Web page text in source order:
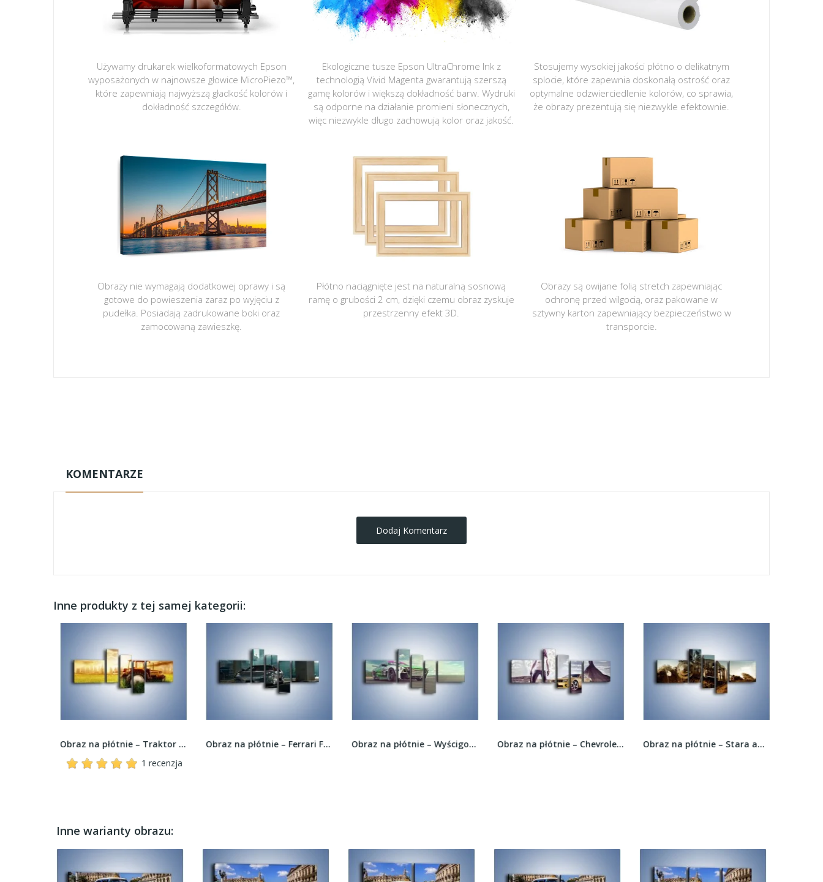
Używamy drukarek wielkoformatowych Epson
wyposażonych w najnowsze głowice MicroPiezo™,
które zapewniają najwyższą gładkość kolorów i
dokładność szczegółów.
Ekologiczne tusze Epson UltraChrome Ink z
technologią Vivid Magenta gwarantują szerszą
gamę kolorów i większą dokładność barw. Wydruki
są odporne na działanie promieni słonecznych,
więc niezwykle długo zachowują kolor oraz jakość.
Stosujemy wysokiej jakości płótno o delikatnym
splocie, które zapewnia doskonałą ostrość oraz
optymalne odzwierciedlenie kolorów, co sprawia,
że obrazy prezentują się niezwykle efektownie.
Obrazy nie wymagają dodatkowej oprawy i są
gotowe do powieszenia zaraz po wyjęciu z
pudełka. Posiadają zadrukowane boki oraz
zamocowaną zawieszkę.
Płótno naciągnięte jest na naturalną sosnową
ramę o grubości 2 cm, dzięki czemu obraz zyskuje
przestrzenny efekt 3D.
Obrazy są owijane folią stretch zapewniając
ochronę przed wilgocią, oraz pakowane w
sztywny karton zapewniający bezpieczeństwo w
transporcie.
KOMENTARZE
Dodaj Komentarz
Inne produkty z tej samej kategorii:
Obraz na płótnie – Traktor w trawie –...
1 recenzja
Obraz na płótnie – Ferrari F430 Scuderia –... Obraz na płótnie – Wyścigowy Nissan 200 SX –... Obraz na płótnie – Chevrolet Camaro –... Obraz na płótnie – Stara amerykańska lokomotywa...
Inne warianty obrazu: